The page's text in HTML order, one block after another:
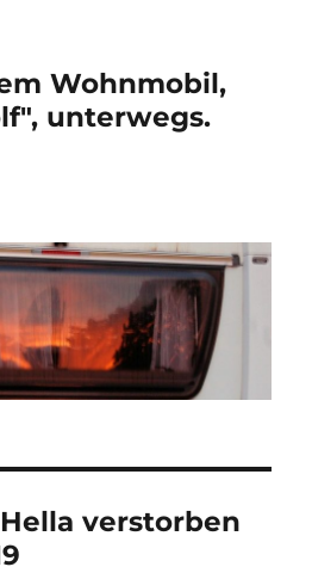
Wohnmobil,
unterwegs.
Hella verstorben